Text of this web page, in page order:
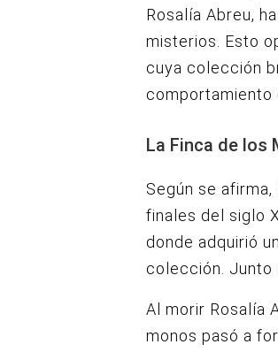
Rosalía Abreu,
misterios. Esto
cuya colección
comportamiento
La Finca de los
Según se
finales del siglo
donde adquirió
colección. Junto
Al morir Rosalía
monos pasó a